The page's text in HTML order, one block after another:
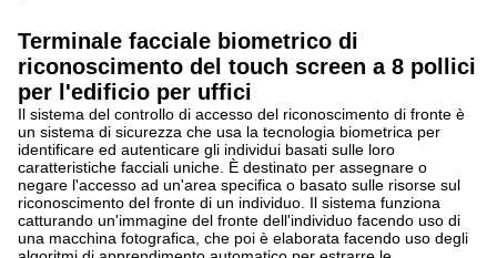
Terminale facciale biometrico di
riconoscimento del touch screen a 8 pollici
per l'edificio per uffici
Il sistema del controllo di accesso del riconoscimento di fronte è
un sistema di sicurezza che usa la tecnologia biometrica per
identificare ed autenticare gli individui basati sulle loro
caratteristiche facciali uniche. È destinato per assegnare o
negare l'accesso ad un'area specifica o basato sulle risorse sul
riconoscimento del fronte di un individuo. Il sistema funziona
catturando un'immagine del fronte dell'individuo facendo uso di
una macchina fotografica, che poi è elaborata facendo uso degli